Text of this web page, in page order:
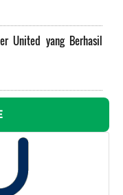
United yang Berhasil